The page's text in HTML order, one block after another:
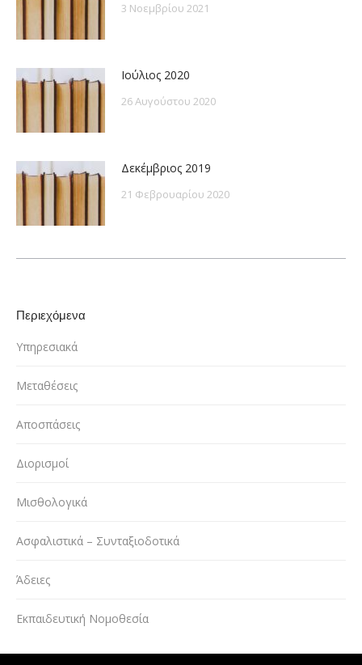
3 Νοεμβρίου 2021
Ιούλιος 2020
26 Αυγούστου 2020
Δεκέμβριος 2019
21 Φεβρουαρίου 2020
Περιεχόμενα
Υπηρεσιακά
Μεταθέσεις
Αποσπάσεις
Διορισμοί
Μισθολογικά
Ασφαλιστικά – Συνταξιοδοτικά
Άδειες
Εκπαιδευτική Νομοθεσία